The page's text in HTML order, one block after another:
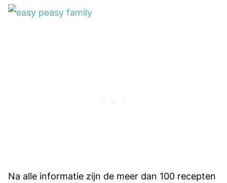
Na alle informatie zijn de meer dan 100 recepten